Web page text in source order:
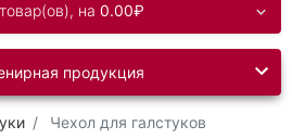
товар(ов), на 0.00₽
продукция
Чехол для галстуков